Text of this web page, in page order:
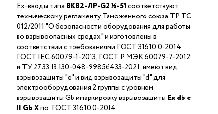
Ex-вводы типа ВКВ2-ЛР-G2 ½-51соответствуют
техническому регламенту Таможенного союза ТР ТС
012/2011 "О безопасности оборудования для работы
во взрывоопасных средах" и изготовлены в
соответствии с требованиями ГОСТ 31610.0-2014,
ГОСТ IEC 60079-1-2013, ГОСТ Р МЭК 60079-7-2012
и ТУ 27.33.13.130-048-99856433-2021, имеют вид
взрывозащиты "е" и вид взрывозащиты "d" для
электрооборудования 2 группы с уровнем
взрывозащиты Gb имаркировку взрывозащиты Ехdb е
II Gb Xпо ГОСТ 31610.0-2014